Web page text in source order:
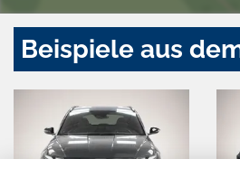
Beispiele aus